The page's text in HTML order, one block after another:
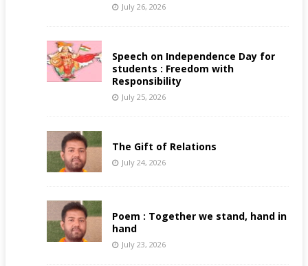
July 26, 2026
Speech on Independence Day for
students : Freedom with
Responsibility
July 25, 2026
The Gift of Relations
July 24, 2026
Poem : Together we stand, hand in
hand
July 23, 2026